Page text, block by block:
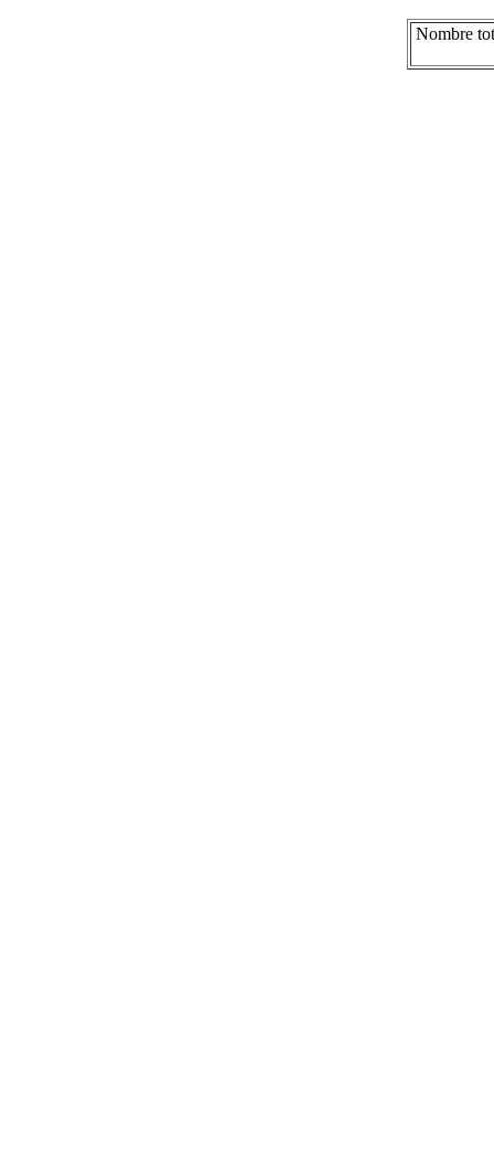
Nombre